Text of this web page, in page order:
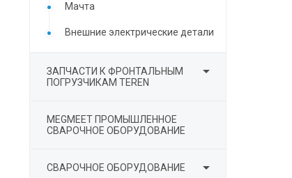
Мачта
Внешние электрические детали
ЗАПЧАСТИ К ФРОНТАЛЬНЫМ
ПОГРУЗЧИКАМ TEREN

MEGMEET ПРОМЫШЛЕННОЕ
СВАРОЧНОЕ ОБОРУДОВАНИЕ
СВАРОЧНОЕ ОБОРУДОВАНИЕ 